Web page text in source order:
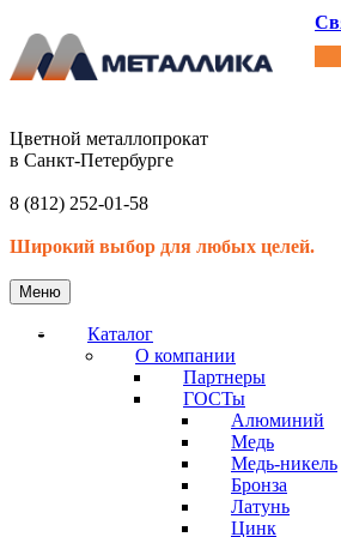
Цветной металлопрокат
в Санкт-Петербурге
8 (812) 252-01-58
Широкий выбор для любых целей.
Меню
Каталог
О компании
Партнеры
ГОСТы
Алюминий
Медь
Медь-никель
Бронза
Латунь
Цинк